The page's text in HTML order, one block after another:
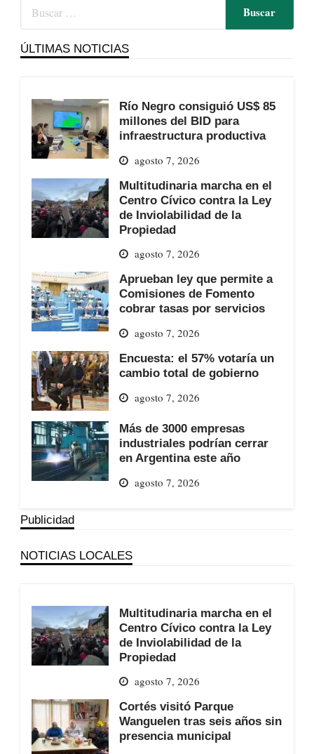
ÚLTIMAS NOTICIAS
Río Negro consiguió US$ 85
millones del BID para
infraestructura productiva
agosto 7, 2026
Multitudinaria marcha en el
Centro Cívico contra la Ley
de Inviolabilidad de la
Propiedad
agosto 7, 2026
Aprueban ley que permite a
Comisiones de Fomento
cobrar tasas por servicios
agosto 7, 2026
Encuesta: el 57% votaría un
cambio total de gobierno
agosto 7, 2026
Más de 3000 empresas
industriales podrían cerrar
en Argentina este año
agosto 7, 2026
Publicidad
NOTICIAS LOCALES
Multitudinaria marcha en el
Centro Cívico contra la Ley
de Inviolabilidad de la
Propiedad
agosto 7, 2026
Cortés visitó Parque
Wanguelen tras seis años sin
presencia municipal